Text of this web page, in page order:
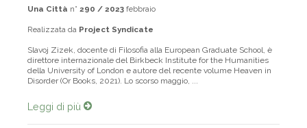
Una Città n° 290 / 2023 febbraio
Realizzata da Project Syndicate
Slavoj Zizek, docente di Filosofia alla European Graduate School, è
direttore internazionale del Birkbeck Institute for the Humanities
della University of London e autore del recente volume Heaven in
Disorder (Or Books, 2021). Lo scorso maggio, ...
Leggi di più